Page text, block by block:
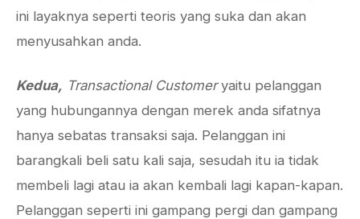
ini layaknya seperti teoris yang suka dan akan
menyusahkan anda.
Kedua, Transactional Customeryaitu pelanggan
yang hubungannya dengan merek anda sifatnya
hanya sebatas transaksi saja. Pelanggan ini
barangkali beli satu kali saja, sesudah itu ia tidak
membeli lagi atau ia akan kembali lagi kapan-kapan.
Pelanggan seperti ini gampang pergi dan gampang